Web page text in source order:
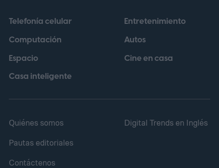
Telefonía celular
Computación
Espacio
Casa inteligente
Entretenimiento
Autos
Cine en casa
Quiénes somos
Pautas editoriales
Contáctenos
Digital Trends en Inglés